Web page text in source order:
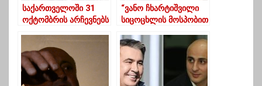
საქართველოში 31
ოქტომბრის არჩევნებს
დააკვირდება
“ვანო ჩხარტიშვილი
სიცოცხლის მოსპობით
მელაძე